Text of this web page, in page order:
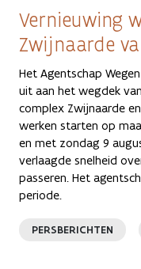
Vernieuwing
Zwijnaarde
Het Agentschap
uit aan het wegdek
complex Zwijnaarde
werken starten op
en met zondag 9
verlaagde snelheid
passeren. Het
periode.
PERSBERICHTEN